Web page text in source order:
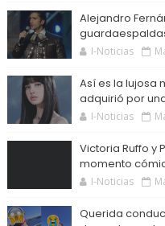
Alejandro
I-Noticias
Así es la lujosa
adquirió por
I-Noticias
Victoria Ruffo y
momento
I-Noticias
Querida